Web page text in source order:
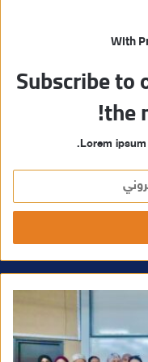
With
Subscribe
the
Lorem